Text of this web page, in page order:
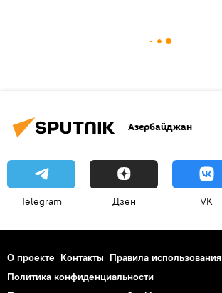
Азербайджан
Telegram Дзен VK
О проекте Контакты Правила использования
Политика конфиденциальности